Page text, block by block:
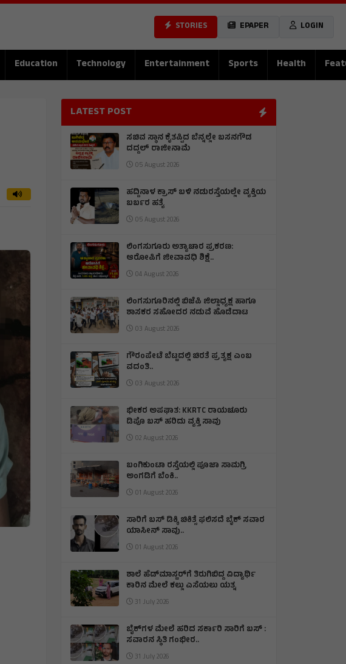
STORIES EPAPER LOGIN
Education Technology Entertainment Sports Health
LATEST POST
ಸಚಿವ ಸ್ಥಾನ ಕೈತಪ್ಪಿದ ಬೆನ್ನಲ್ಲೇ ಬಸನಗೌಡ
ದದ್ದಲ್ ರಾಜೀನಾಮೆ
05 August 2026
ಹದ್ದಿನಾಳ ಕ್ರಾಸ್ ಬಳಿ ನಡುರಸ್ತೆಯಲ್ಲೇ ವ್ಯಕ್ತಿಯ
ಬರ್ಬರ ಹತ್ಯೆ
05 August 2026
ಲಿಂಗಸುಗೂರು ಅತ್ಯಾಚಾರ ಪ್ರಕರಣ:
ಆರೋಪಿಗೆ ಜೀವಾವಧಿ ಶಿಕ್ಷೆ..
04 August 2026
ಲಿಂಗಸುಗೂರಿನಲ್ಲಿ ಬಿಜೆಪಿ ಜಿಲ್ಲಾಧ್ಯಕ್ಷ ಹಾಗೂ
ಶಾಸಕರ ಸಹೋದರ ನಡುವೆ ಹೊಡೆದಾಟ
03 August 2026
ಗೌರಂಪೇಟೆ ಬೆಟ್ಟದಲ್ಲಿ ಚಿರತೆ ಪ್ರತ್ಯಕ್ಷ ಎಂಬ
ವದಂತಿ..
03 August 2026
ಭೀಕರ ಅಪಘಾತ: KKRTC ರಾಯಚೂರು
ಡಿಪೊ ಬಸ್ ಹರಿದು ವ್ಯಕ್ತಿ ಸಾವು
02 August 2026
ಬಂಗಿಕುಂಟಾ ರಸ್ತೆಯಲ್ಲಿ ಪೂಜಾ ಸಾಮಗ್ರಿ
ಅಂಗಡಿಗೆ ಬೆಂಕಿ.‌.
01 August 2026
ಸಾರಿಗೆ ಬಸ್ ಡಿಕ್ಕಿ ಚಿಕಿತ್ಸೆ ಫಲಿಸದೆ ಬೈಕ್ ಸವಾರ
ಯಾಸೀನ್ ಸಾವು..
01 August 2026
ಶಾಲೆ ಹೆಡ್‌ಮಾಸ್ಟರ್‌ಗೆ ತಿರುಗಿಬಿದ್ದ ವಿದ್ಯಾರ್ಥಿ
ಕಾರಿನ ಮೇಲೆ ಕಲ್ಲು ಎಸೆಯಲು ಯತ್ನ
31 July 2026
ಬೈಕ್‌ಗಳ ಮೇಲೆ ಹರಿದ ಸರ್ಕಾರಿ ಸಾರಿಗೆ ಬಸ್ :
ಸವಾರನ ಸ್ಥಿತಿ ಗಂಭೀರ..
31 July 2026